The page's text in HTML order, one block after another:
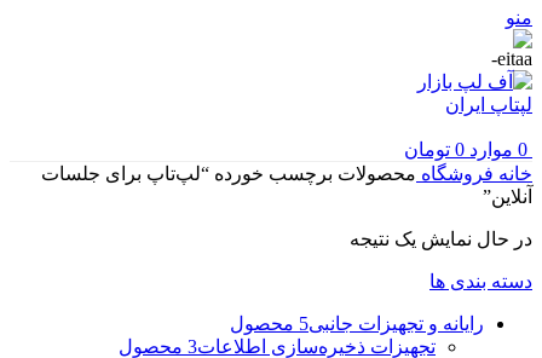
منو
0 موارد 0 تومان
خانه فروشگاه محصولات برچسب خورده “لپ‌تاپ برای جلسات
آنلاین”
در حال نمایش یک نتیجه
دسته بندی ها
رایانه و تجهیزات جانبی5 محصول
تجهیزات ذخیره‌سازی اطلاعات3 محصول